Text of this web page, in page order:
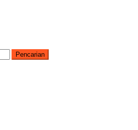
Pencarian